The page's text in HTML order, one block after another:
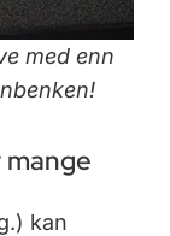
med enn
kan